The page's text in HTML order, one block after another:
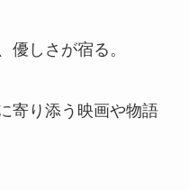
優しさが宿る。
寄り添う映画や物語